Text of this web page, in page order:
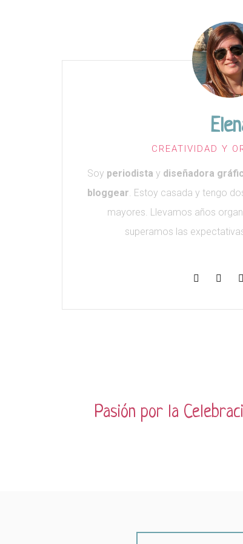
CREATIVIDAD Y
Soy periodista y diseñadora
bloggear . Estoy casada y tengo
mayores. Llevamos años
superamos las
Pasión por la